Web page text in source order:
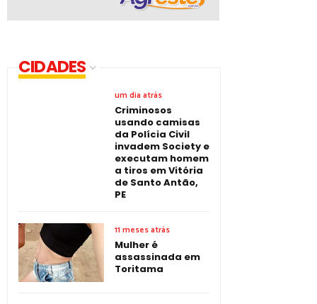
CIDADES
um dia atrás
Criminosos
usando camisas
da Polícia Civil
invadem Society e
executam homem
a tiros em Vitória
de Santo Antão,
PE
11 meses atrás
Mulher é
assassinada em
Toritama